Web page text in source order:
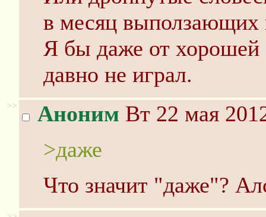
в месяц выползающих
Я бы даже от хорошей
давно не играл.
>> Аноним Вт 22 мая
>даже
Что значит "даже"?